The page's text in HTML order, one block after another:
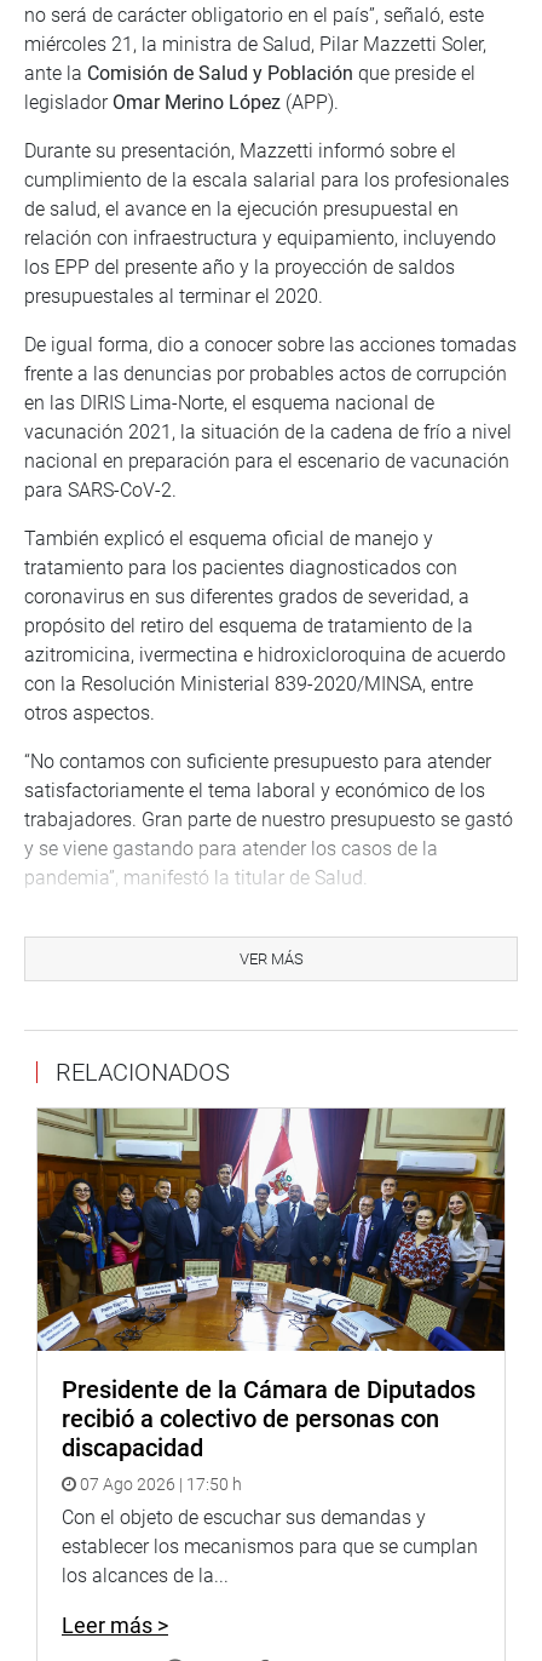
no será de carácter obligatorio en el país”, señaló, este
miércoles 21, la ministra de Salud, Pilar Mazzetti Soler,
ante la Comisión de Salud y Población que preside el
legislador Omar Merino López (APP).
Durante su presentación, Mazzetti informó sobre el
cumplimiento de la escala salarial para los profesionales
de salud, el avance en la ejecución presupuestal en
relación con infraestructura y equipamiento, incluyendo
los EPP del presente año y la proyección de saldos
presupuestales al terminar el 2020.
De igual forma, dio a conocer sobre las acciones tomadas
frente a las denuncias por probables actos de corrupción
en las DIRIS Lima-Norte, el esquema nacional de
vacunación 2021, la situación de la cadena de frío a nivel
nacional en preparación para el escenario de vacunación
para SARS-CoV-2.
También explicó el esquema oficial de manejo y
tratamiento para los pacientes diagnosticados con
coronavirus en sus diferentes grados de severidad, a
propósito del retiro del esquema de tratamiento de la
azitromicina, ivermectina e hidroxicloroquina de acuerdo
con la Resolución Ministerial 839-2020/MINSA, entre
otros aspectos.
“No contamos con suficiente presupuesto para atender
satisfactoriamente el tema laboral y económico de los
trabajadores. Gran parte de nuestro presupuesto se gastó
y se viene gastando para atender los casos de la
pandemia”, manifestó la titular de Salud.
refirió que estos se dan en la adquisición de bienes y
servicios, desembolsos para la COVID-19, gastos
Con relación al esquema oficial de vacunación, señaló
que son 17 vacunas las que se aplican para 23
enfermedades desde que nace el ser humano en nuestro
país. “Necesitamos mantener una vacunación que llegue
al 90 % de los niños, esta ha caído a un 40 % desde la
pandemia, por lo que venimos trabajando para revertir
este caso”, refirió la ministra de Salud.
Con respecto a la cadena de frio, dijo que hasta el
momento hay 44 cámaras frigoríficas operativas para ser
7012 congeladoras que ayudarán al guardado de las
vacunas, así como refrigeradoras con capacidades
variables, entre otros complementos para la cadena de
frío y su traslado para la vacunación en lugares
inhóspitos y muy alejados por su geografía natural.
Sobre el esquema oficial de manejo y tratamiento para
diferentes grados de severidad, reafirmó que ya no se
utilizará los medicamentos como la hidroxicloroquina,
VER MÁS
RELACIONADOS
Presidente de la Cámara de Diputados
recibió a colectivo de personas con
discapacidad
07 Ago 2026 | 17:50 h
Con el objeto de escuchar sus demandas y
establecer los mecanismos para que se cumplan
los alcances de la...
Leer más >